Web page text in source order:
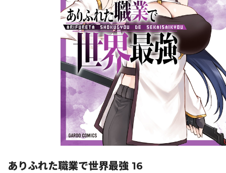
コミックガルド コミッククリエ
リキューレ コミックパルフェ
コミックエッセイ
ありふれた職業で世界最強 16